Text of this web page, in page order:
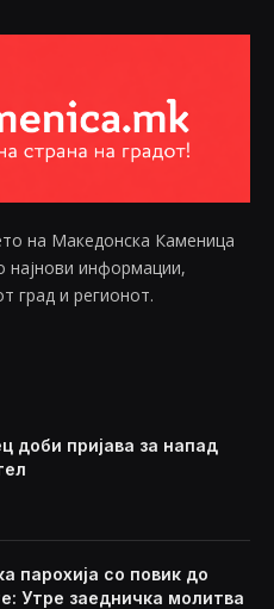
на Македонска Каменица
најнови информации,
град и регионот.
доби пријава за напад
парохија со повик до
Утре заедничка молитва